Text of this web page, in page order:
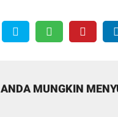
ANDA MUNGKIN